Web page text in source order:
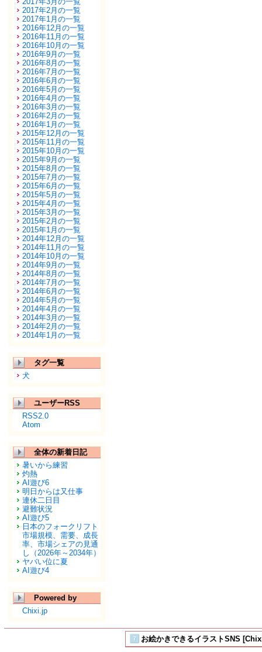
2017年2月の一覧
2017年1月の一覧
2016年12月の一覧
2016年11月の一覧
2016年10月の一覧
2016年9月の一覧
2016年8月の一覧
2016年7月の一覧
2016年6月の一覧
2016年5月の一覧
2016年4月の一覧
2016年3月の一覧
2016年2月の一覧
2016年1月の一覧
2015年12月の一覧
2015年11月の一覧
2015年10月の一覧
2015年9月の一覧
2015年8月の一覧
2015年7月の一覧
2015年6月の一覧
2015年5月の一覧
2015年4月の一覧
2015年3月の一覧
2015年2月の一覧
2015年1月の一覧
2014年12月の一覧
2014年11月の一覧
2014年10月の一覧
2014年9月の一覧
2014年8月の一覧
2014年7月の一覧
2014年6月の一覧
2014年5月の一覧
2014年4月の一覧
2014年3月の一覧
2014年2月の一覧
2014年1月の一覧
タグ一覧
犬
ユーザーRSS
RSS2.0
Atom
全体の新着日記
暑いから練習
灼熱
AI遊び6
明日からは又仕事
連休二日目
避難状況
AI遊び5
日本のフォークリフト
市場規模、需要、成長
率、市場シェアの見通
し（2026年～2034年）
ヤバい位に夏
AI遊び4
Powered by
Chixi.jp
お絵かきできるイラストSNS